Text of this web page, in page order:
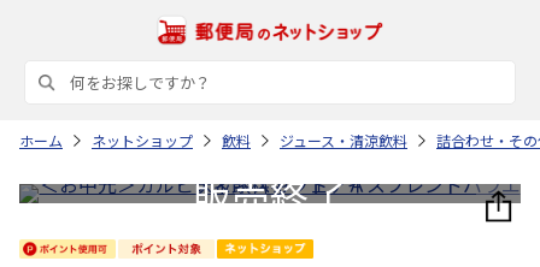
ホーム ネットショップ 飲料 ジュース・清涼飲料 詰合わせ・そ